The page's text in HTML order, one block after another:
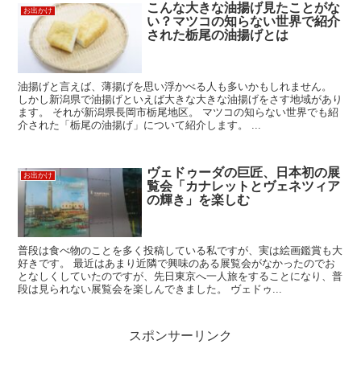
お出かけ
こんな大きな油揚げ見たことがな
い？マツコの知らない世界で紹介
された栃尾の油揚げとは
油揚げと言えば、薄揚げを思い浮かべる人も多いかもしれません。
しかし新潟県で油揚げといえば大きな大きな油揚げをさす地域があり
ます。 それが新潟県長岡市栃尾地区。 マツコの知らない世界でも紹
介された「栃尾の油揚げ」について紹介します。 ...
お出かけ
ヴェドゥーダの巨匠、日本初の展
覧会「カナレットとヴェネツィア
の輝き」を楽しむ
普段は食べ物のことを多く投稿している私ですが、実は絵画鑑賞も大
好きです。 最近はあまり近隣で興味のある展覧会がなかったのでお
となしくしていたのですが、先日東京へ一人旅をすることになり、普
段は見られない展覧会を楽しんできました。 ヴェドゥ...
スポンサーリンク